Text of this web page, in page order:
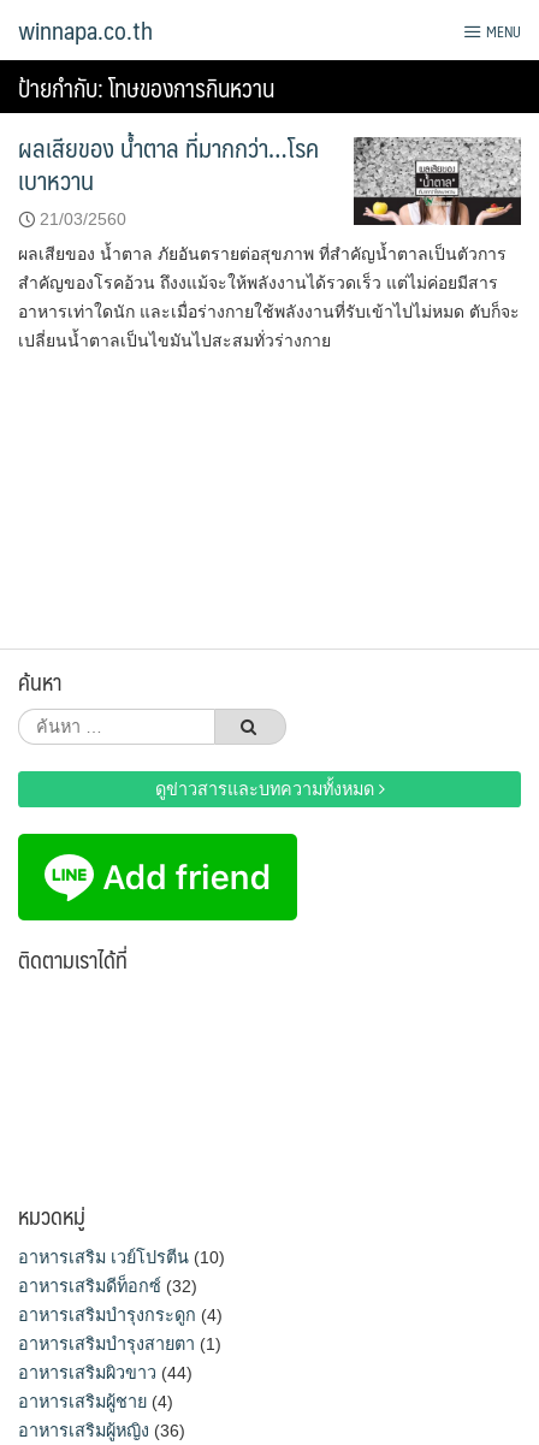
winnapa.co.th MENU
ป้ายกำกับ:โทษของการกินหวาน
ผลเสียของ น้ำตาล ที่มากกว่า…โรค
เบาหวาน
21/03/2560
ผลเสียของ น้ำตาล ภัยอันตรายต่อสุขภาพ ที่สำคัญน้ำตาลเป็นตัวการ
สำคัญของโรคอ้วน ถึงงแม้จะให้พลังงานได้รวดเร็ว แต่ไม่ค่อยมีสาร
อาหารเท่าใดนัก และเมื่อร่างกายใช้พลังงานที่รับเข้าไปไม่หมด ตับก็จะ
เปลี่ยนน้ำตาลเป็นไขมันไปสะสมทั่วร่างกาย
ค้นหา
ค้นหา
สำหรับ:
ดูข่าวสารและบทความทั้งหมด
ติดตามเราได้ที่
หมวดหมู่
อาหารเสริม เวย์โปรตีน (10)
อาหารเสริมดีท็อกซ์ (32)
อาหารเสริมบำรุงกระดูก (4)
อาหารเสริมบำรุงสายตา (1)
อาหารเสริมผิวขาว (44)
อาหารเสริมผู้ชาย (4)
อาหารเสริมผู้หญิง (36)